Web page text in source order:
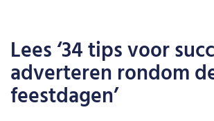
Lees ‘34 tips voor
adverteren rondom
feestdagen’